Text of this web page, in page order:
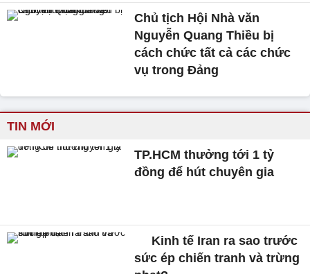
Chủ tịch Hội Nhà văn
Nguyễn Quang Thiều bị
cách chức tất cả các chức
vụ trong Đảng
TIN MỚI
TP.HCM thưởng tới 1 tỷ
đồng để hút chuyên gia
Kinh tế Iran ra sao trước
sức ép chiến tranh và trừng